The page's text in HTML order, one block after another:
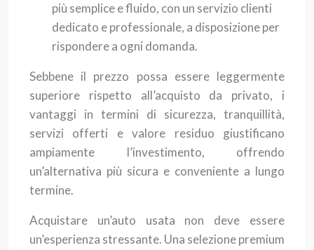
più semplice e fluido, con un servizio clienti
dedicato e professionale, a disposizione per
rispondere a ogni domanda.
Sebbene il prezzo possa essere leggermente
superiore rispetto all’acquisto da privato, i
vantaggi in termini di sicurezza, tranquillità,
servizi offerti e valore residuo giustificano
ampiamente l’investimento, offrendo
un’alternativa più sicura e conveniente a lungo
termine.
Acquistare un’auto usata non deve essere
un’esperienza stressante. Una selezione premium